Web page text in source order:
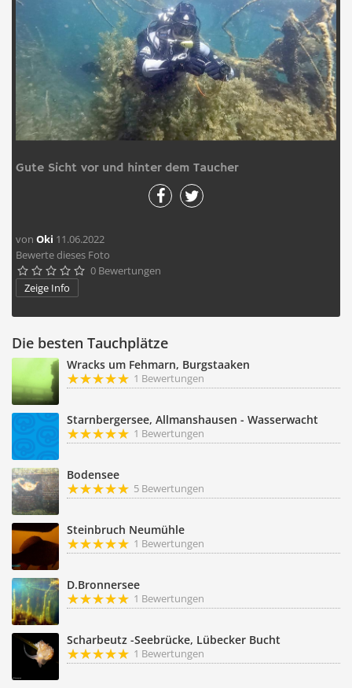
Gute Sicht vor und hinter dem Taucher
von Oki 11.06.2022
Bewerte dieses Foto
     0 Bewertungen
Zeige Info
Die besten Tauchplätze
Wracks um Fehmarn, Burgstaaken
1 Bewertungen
Starnbergersee, Allmanshausen - Wasserwacht
1 Bewertungen
Bodensee
5 Bewertungen
Steinbruch Neumühle
1 Bewertungen
D.Bronnersee
1 Bewertungen
Scharbeutz -Seebrücke, Lübecker Bucht
1 Bewertungen